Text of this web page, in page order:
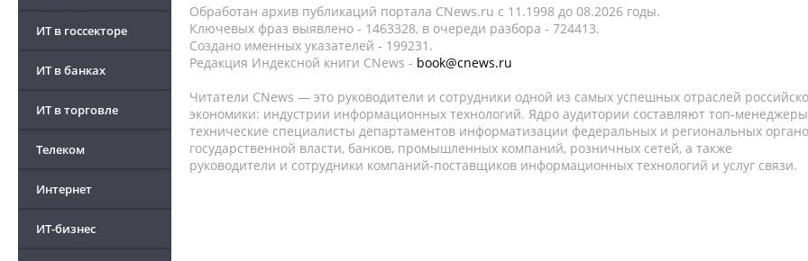
ИТ в госсекторе
ИТ в банках
ИТ в торговле
Телеком
Интернет
ИТ-бизнес
Обработан архив публикаций портала CNews.ru c 11.1998 до 08.2026 годы.
Ключевых фраз выявлено - 1463328, в очереди разбора - 724413.
Создано именных указателей - 199231.
Редакция Индексной книги CNews - book@cnews.ru
Читатели CNews — это руководители и сотрудники одной из самых успешных отраслей
экономики: индустрии информационных технологий. Ядро аудитории составляют топ-
технические специалисты департаментов информатизации федеральных и региональных
государственной власти, банков, промышленных компаний, розничных сетей, а также
руководители и сотрудники компаний-поставщиков информационных технологий и услуг связи.